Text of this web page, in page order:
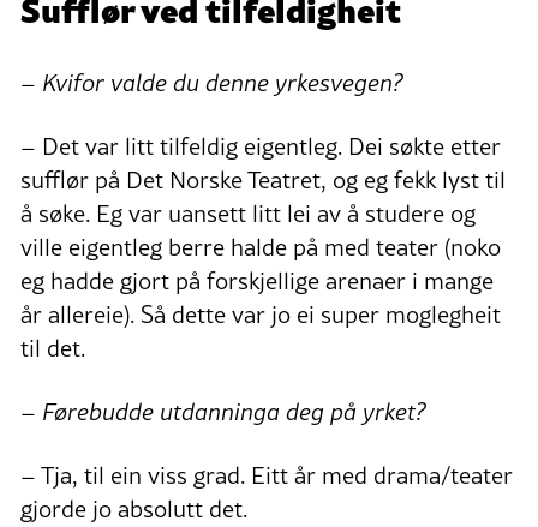
– Kvifor valde du denne yrkesvegen?
– Det var litt tilfeldig eigentleg. Dei søkte etter
sufflør på Det Norske Teatret, og eg fekk lyst til
å søke. Eg var uansett litt lei av å studere og
ville eigentleg berre halde på med teater (noko
eg hadde gjort på forskjellige arenaer i mange
år allereie). Så dette var jo ei super moglegheit
til det.
– Førebudde utdanninga deg på yrket?
– Tja, til ein viss grad. Eitt år med drama/teater
gjorde jo absolutt det.